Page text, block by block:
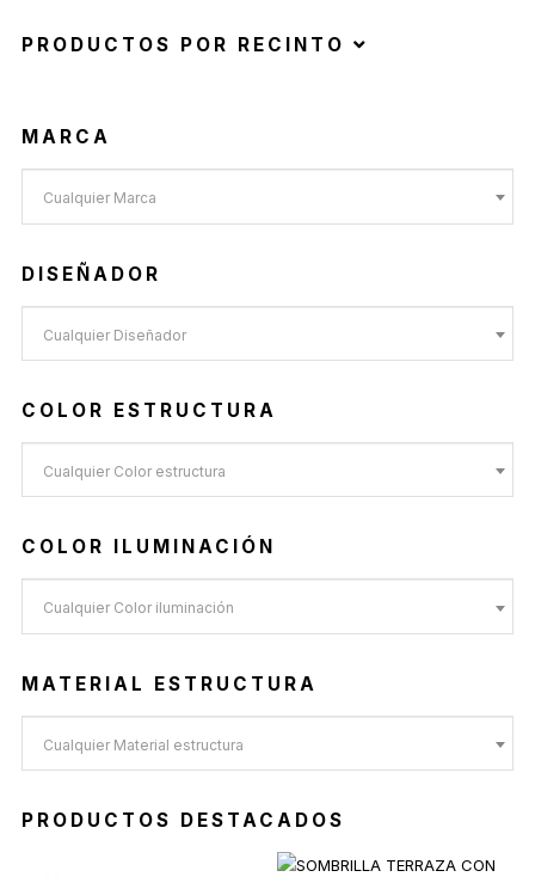
PRODUCTOS POR RECINTO
MARCA
Cualquier Marca
DISEÑADOR
Cualquier Diseñador
COLOR ESTRUCTURA
Cualquier Color estructura
COLOR ILUMINACIÓN
Cualquier Color iluminación
MATERIAL ESTRUCTURA
Cualquier Material estructura
PRODUCTOS DESTACADOS